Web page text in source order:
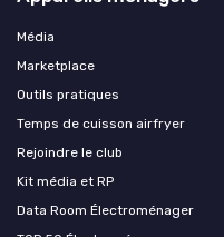
Média
Marketplace
Outils pratiques
Temps de cuisson airfryer
Rejoindre le club
Kit média et RP
Data Room Électroménager